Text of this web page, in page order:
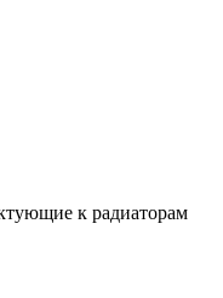
к радиаторам